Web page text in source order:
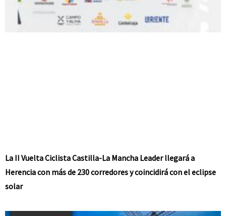
La II Vuelta Ciclista Castilla-La Mancha Leader llegará a
Herencia con más de 230 corredores y coincidirá con el eclipse
solar